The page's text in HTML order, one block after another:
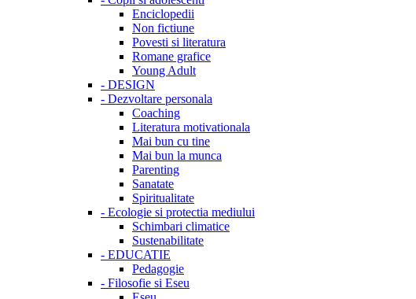
Enciclopedii
Non fictiune
Povesti si literatura
Romane grafice
Young Adult
- DESIGN
- Dezvoltare personala
Coaching
Literatura motivationala
Mai bun cu tine
Mai bun la munca
Parenting
Sanatate
Spiritualitate
- Ecologie si protectia mediului
Schimbari climatice
Sustenabilitate
- EDUCATIE
Pedagogie
- Filosofie si Eseu